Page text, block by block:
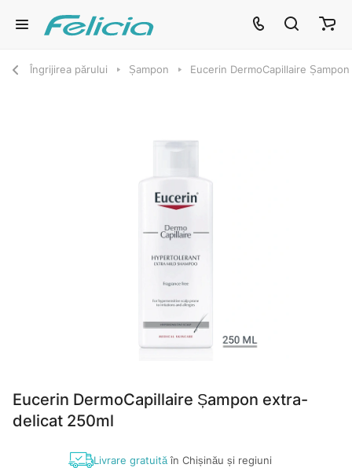
Îngrijirea părului Șampon Eucerin DermoCapillaire
Eucerin DermoCapillaire Șampon extra-
delicat 250ml
Livrare gratuităîn Chișinău și regiuni